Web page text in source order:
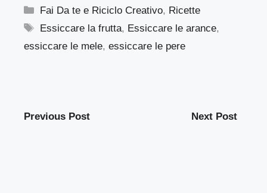
Categorie
Fai Da te e Riciclo Creativo, Ricette
Tag
Essiccare la frutta, Essiccare le arance,
essiccare le mele, essiccare le pere
Previous Post Next Post